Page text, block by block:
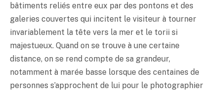
bâtiments reliés entre eux par des pontons et des
galeries couvertes qui incitent le visiteur à tourner
invariablement la tête vers la mer et le torii si
majestueux. Quand on se trouve à une certaine
distance, on se rend compte de sa grandeur,
notamment à marée basse lorsque des centaines de
personnes s’approchent de lui pour le photographier